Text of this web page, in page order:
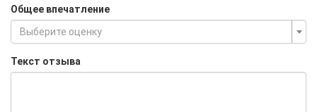
Общее впечатление
Выберите оценку
Текст отзыва